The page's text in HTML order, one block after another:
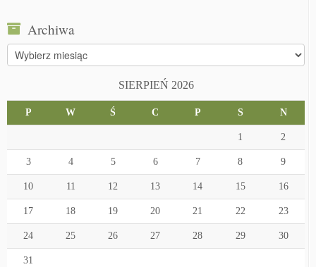
Archiwa
Archiwa
SIERPIEŃ 2026
P W Ś C P S N
1 2
3 4 5 6 7 8 9
10 11 12 13 14 15 16
17 18 19 20 21 22 23
24 25 26 27 28 29 30
31